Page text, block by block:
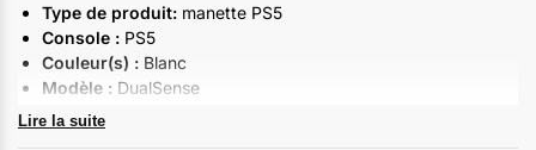
Type de produit: manette PS5
Console : PS5
Couleur(s) : Blanc
Modèle : DualSense
Type d’emballage :
Lire la suite